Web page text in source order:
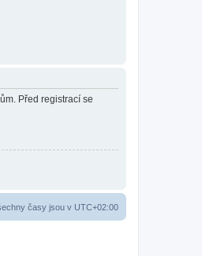
Před registrací se
časy jsou v UTC+02:00